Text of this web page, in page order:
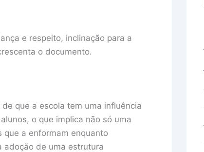
e respeito, inclinação para a
o documento.
que a escola tem uma influência
o que implica não só uma
a enformam enquanto
adoção de uma estrutura